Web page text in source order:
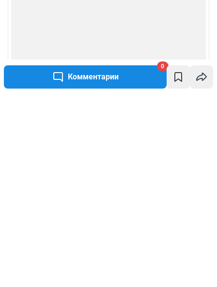
Комментарии
0